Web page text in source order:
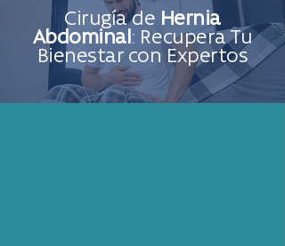
Cirugía de Hernia
Abdominal : Recupera Tu
Bienestar con Expertos